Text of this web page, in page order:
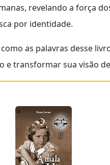
revelando a força
por identidade.
as palavras desse
e transformar sua visão